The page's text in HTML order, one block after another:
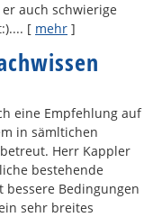
auch schwierige
[ mehr ]
eine Empfehlung auf
in sämltichen
Herr Kappler
bestehende
bessere Bedingungen
sehr breites